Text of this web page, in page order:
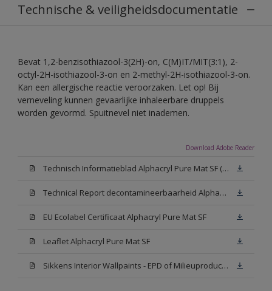
Technische & veiligheidsdocumentatie
Bevat 1,2-benzisothiazool-3(2H)-on, C(M)IT/MIT(3:1), 2-
octyl-2H-isothiazool-3-on en 2-methyl-2H-isothiazool-3-on.
Kan een allergische reactie veroorzaken. Let op! Bij
verneveling kunnen gevaarlijke inhaleerbare druppels
worden gevormd. Spuitnevel niet inademen.
Download Adobe Reader
Technisch Informatieblad Alphacryl Pure Mat SF (New Livery) (PDF)
Technical Report decontamineerbaarheid Alphacryl Pure Mat SF
EU Ecolabel Certificaat Alphacryl Pure Mat SF
Leaflet Alphacryl Pure Mat SF
Sikkens Interior Wallpaints - EPD of Milieuproductverklaring